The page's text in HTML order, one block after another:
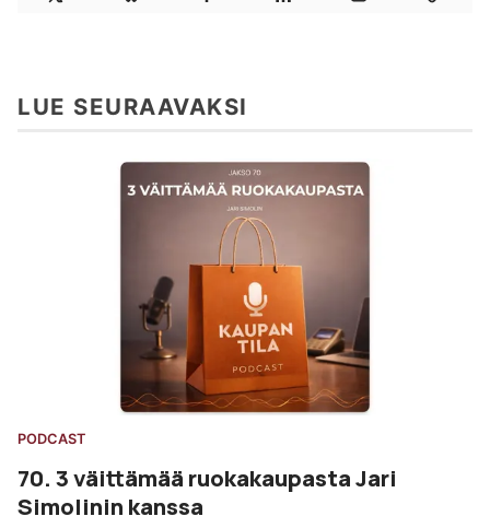
LUE SEURAAVAKSI
PODCAST
70. 3 väittämää ruokakaupasta Jari
Simolinin kanssa